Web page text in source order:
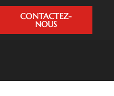
CONTACTEZ-
NOUS